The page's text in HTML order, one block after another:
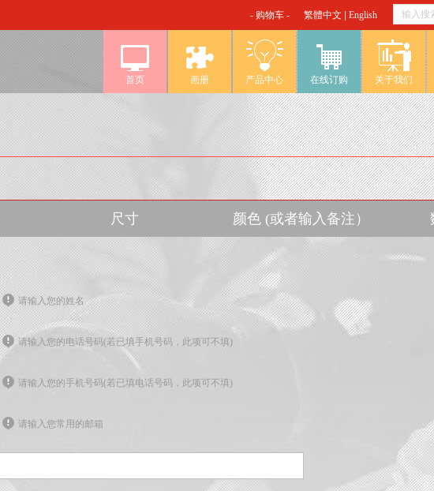
- 购物车 - 繁體中文 English
首页 画册 产品中心 在线订购 关于我们
尺寸 颜色 (或者输入备注）
请输入您的姓名
请输入您的电话号码(若已填手机号码，此项可不填)
请输入您的手机号码(若已填电话号码，此项可不填)
请输入您常用的邮箱